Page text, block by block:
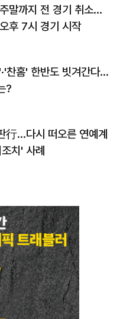
말까지 전 경기 취소…
후 7시 경기 시작
찬홈' 한반도 빗겨간다…
?
行…다시 떠오른 연예계
치' 사례